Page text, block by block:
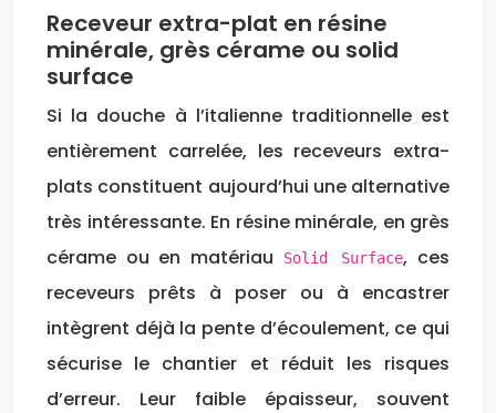
Receveur extra-plat en résine
minérale, grès cérame ou solid
surface
Si la douche à l’italienne traditionnelle est
entièrement carrelée, les receveurs extra-
plats constituent aujourd’hui une alternative
très intéressante. En résine minérale, en grès
cérame ou en matériau
Solid Surface, ces
receveurs prêts à poser ou à encastrer
intègrent déjà la pente d’écoulement, ce qui
sécurise le chantier et réduit les risques
d’erreur. Leur faible épaisseur, souvent